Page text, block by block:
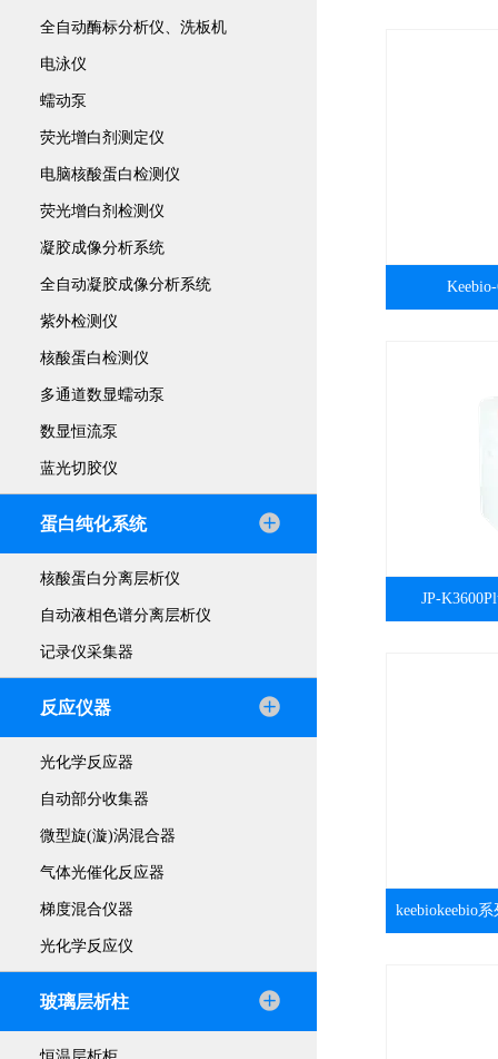
全自动酶标分析仪、洗板机
电泳仪
蠕动泵
荧光增白剂测定仪
电脑核酸蛋白检测仪
荧光增白剂检测仪
凝胶成像分析系统
全自动凝胶成像分析系统
紫外检测仪
核酸蛋白检测仪
多通道数显蠕动泵
数显恒流泵
蓝光切胶仪
蛋白纯化系统
核酸蛋白分离层析仪
自动液相色谱分离层析仪
记录仪采集器
反应仪器
光化学反应器
自动部分收集器
微型旋(漩)涡混合器
气体光催化反应器
梯度混合仪器
光化学反应仪
玻璃层析柱
JP-
keebiokeebio